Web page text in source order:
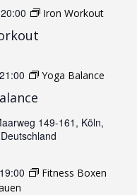
d
n
s
i
20:00 Iron Workout
21:00 Yoga Balance
149-161, Köln,
19:00
Fitness Boxen